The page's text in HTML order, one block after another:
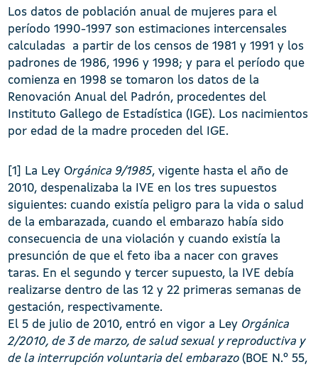
Los datos de población anual de mujeres para el
período 1990-1997 son estimaciones intercensales
calculadas a partir de los censos de 1981 y 1991 y los
padrones de 1986, 1996 y 1998; y para el período que
comienza en 1998 se tomaron los datos de la
Renovación Anual del Padrón, procedentes del
Instituto Gallego de Estadística (IGE). Los nacimientos
por edad de la madre proceden del IGE.
[1] La Ley Orgánica 9/1985, vigente hasta el año de
2010, despenalizaba la IVE en los tres supuestos
siguientes: cuando existía peligro para la vida o salud
de la embarazada, cuando el embarazo había sido
consecuencia de una violación y cuando existía la
presunción de que el feto iba a nacer con graves
taras. En el segundo y tercer supuesto, la IVE debía
realizarse dentro de las 12 y 22 primeras semanas de
gestación, respectivamente.
El 5 de julio de 2010, entró en vigor a Ley Orgánica
2/2010, de 3 de marzo, de salud sexual y reproductiva y
de la interrupción voluntaria del embarazo (BOE N.º 55,